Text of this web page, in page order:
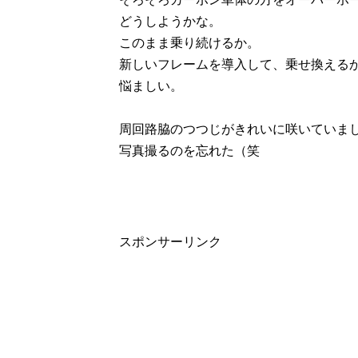
どうしようかな。
このまま乗り続けるか。
新しいフレームを導入して、乗せ換えるか
悩ましい。
周回路脇のつつじがきれいに咲いていま
写真撮るのを忘れた（笑
スポンサーリンク